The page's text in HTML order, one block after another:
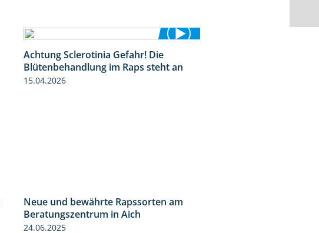
Achtung Sclerotinia Gefahr! Die
Blütenbehandlung im Raps steht an
15.04.2026
Neue und bewährte Rapssorten am
Beratungszentrum in Aich
24.06.2025